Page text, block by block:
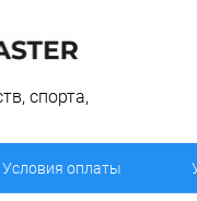
спорта,
Условия оплаты